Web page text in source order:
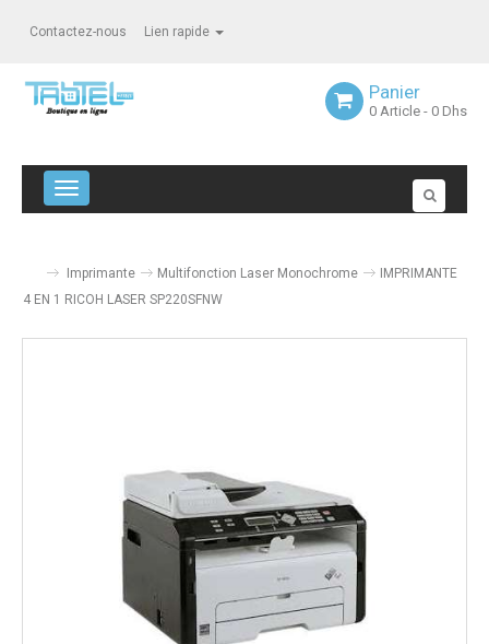
Contactez-nous Lien rapide
Panier
0 Article - 0 Dhs
Navigation bascule
Imprimante Multifonction Laser Monochrome
IMPRIMANTE
4 EN 1 RICOH LASER SP220SFNW